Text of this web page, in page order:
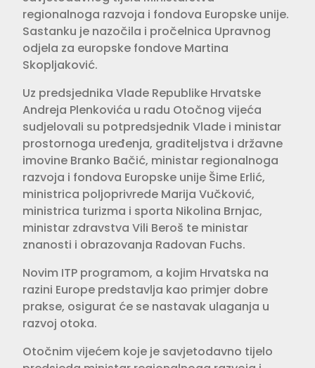
regionalnoga razvoja i fondova Europske unije.
Sastanku je nazočila i pročelnica Upravnog
odjela za europske fondove Martina
Skopljaković.
Uz predsjednika Vlade Republike Hrvatske
Andreja Plenkovića u radu Otočnog vijeća
sudjelovali su potpredsjednik Vlade i ministar
prostornoga uređenja, graditeljstva i državne
imovine Branko Bačić, ministar regionalnoga
razvoja i fondova Europske unije Šime Erlić,
ministrica poljoprivrede Marija Vučković,
ministrica turizma i sporta Nikolina Brnjac,
ministar zdravstva Vili Beroš te ministar
znanosti i obrazovanja Radovan Fuchs.
Novim ITP programom, a kojim Hrvatska na
razini Europe predstavlja kao primjer dobre
prakse, osigurat će se nastavak ulaganja u
razvoj otoka.
Otočnim vijećem koje je savjetodavno tijelo